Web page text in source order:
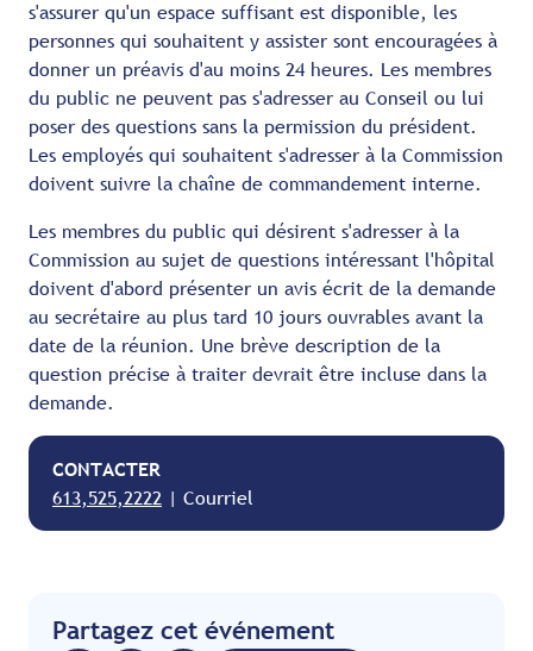
s'assurer qu'un espace suffisant est disponible, les
personnes qui souhaitent y assister sont encouragées à
donner un préavis d'au moins 24 heures. Les membres
du public ne peuvent pas s'adresser au Conseil ou lui
poser des questions sans la permission du président.
Les employés qui souhaitent s'adresser à la Commission
doivent suivre la chaîne de commandement interne.
Les membres du public qui désirent s'adresser à la
Commission au sujet de questions intéressant l'hôpital
doivent d'abord présenter un avis écrit de la demande
au secrétaire au plus tard 10 jours ouvrables avant la
date de la réunion. Une brève description de la
question précise à traiter devrait être incluse dans la
demande.
CONTACTER
613,525,2222 | Courriel
Partagez cet événement